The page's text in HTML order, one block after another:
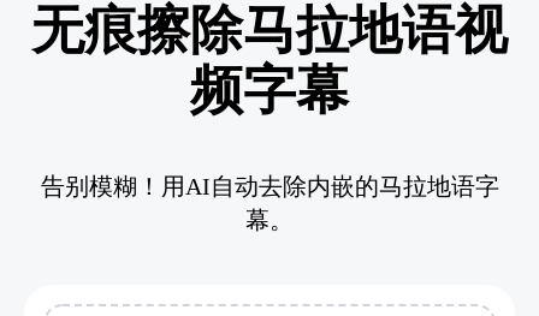
无痕擦除马拉地语视
频字幕
告别模糊！用AI自动去除内嵌的马拉地语字
幕。